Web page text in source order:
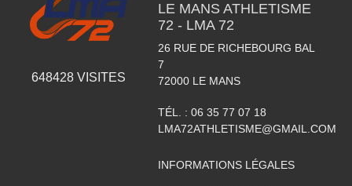
648428 VISITES
LE MANS ATHLETISME
72 - LMA 72
26 RUE DE RICHEBOURG BAL
7
72000 LE MANS
TÉL. : 06 35 77 07 18
LMA72ATHLETISME@GMAIL.COM
INFORMATIONS LÉGALES